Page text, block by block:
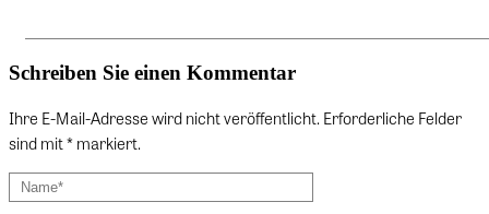
Schreiben Sie einen Kommentar
Ihre E-Mail-Adresse wird nicht veröffentlicht. Erforderliche Felder
sind mit * markiert.